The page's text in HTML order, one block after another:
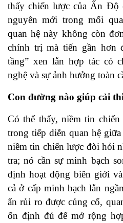
thấy chiến lược của Ấn Độ
nguyên mới trong mối
quan hệ này không còn
chính trị mà tiến gần hơn
tầng” xen lẫn hợp tác có
nghệ và sự ảnh hưởng toàn
Con đường nào giúp cải
Có thể thấy, niềm tin
trong tiếp diễn quan hệ
niềm tin chiến lược đòi hỏi
tra; nó cần sự minh bạch
định hoạt động biên giới
cả ở cấp minh bạch lẫn
ẩn rủi ro được củng cố,
ổn định đủ để mở rộng